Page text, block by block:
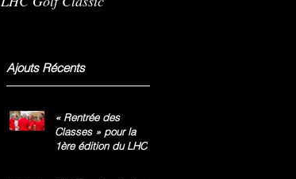
Ajouts Récents
« Rentrée des
Classes » pour la
1ère édition du LHC